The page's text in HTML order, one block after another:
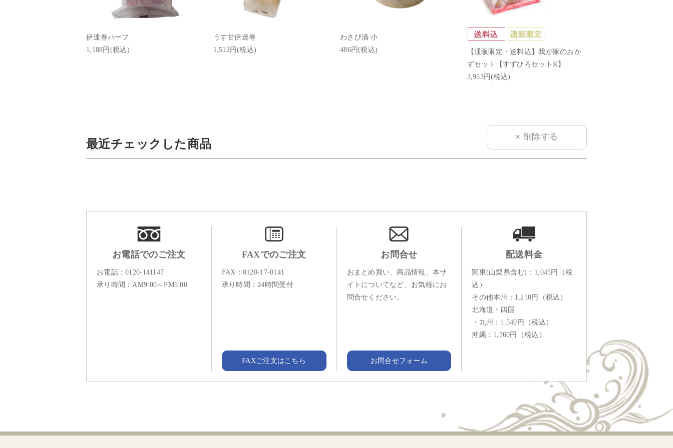
伊達巻ハーフ
1,188円(税込)
うす甘伊達巻
1,512円(税込)
わさび漬 小
486円(税込)
【通販限定・送料込】我が家のおか
ずセット【すずひろセットK】
3,953円(税込)
最近チェックした商品
お電話でのご注文
お電話：0120-141147
承り時間：AM9:00～PM5:00
FAXでのご注文
FAX：0120-17-0141
承り時間：24時間受付
FAXご注文はこちら
お問合せ
おまとめ買い、商品情報、本サ
イトについてなど、お気軽にお
問合せください。
お問合せフォーム
配送料金
関東(山梨県含む)：1,045円（税
込）
その他本州：1,210円（税込）
北海道・四国
・九州：1,540円（税込）
沖縄：1,760円（税込）